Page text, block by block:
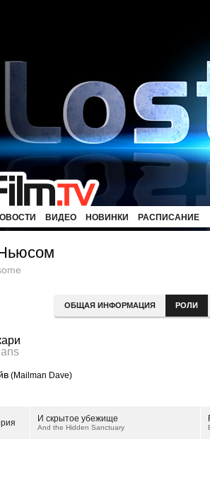
ВИДЕО НОВИНКИ РАСПИСАНИЕ
ОБЩАЯ ИНФОРМАЦИЯ РОЛИ
(Mailman Dave)
И скрытое убежище
And the Hidden Sanctuary